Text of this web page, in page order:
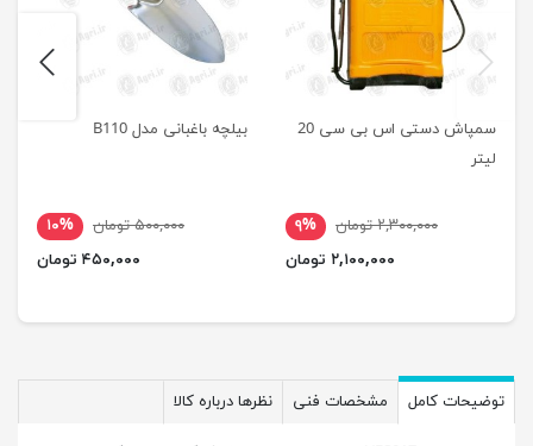
سمپاش دستی اس بی سی 20
لیتر
۲,۳۰۰,۰۰۰ تومان
۹%
۲,۱۰۰,۰۰۰ تومان
بیلچه باغبانی مدل B110
۵۰۰,۰۰۰ تومان
۱۰%
۴۵۰,۰۰۰ تومان
previus
توضیحات کامل مشخصات فنی نظرها درباره کالا